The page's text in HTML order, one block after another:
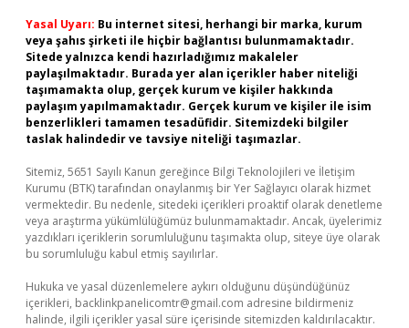
Yasal Uyarı: Bu internet sitesi, herhangi bir marka, kurum
veya şahıs şirketi ile hiçbir bağlantısı bulunmamaktadır.
Sitede yalnızca kendi hazırladığımız makaleler
paylaşılmaktadır. Burada yer alan içerikler haber niteliği
taşımamakta olup, gerçek kurum ve kişiler hakkında
paylaşım yapılmamaktadır. Gerçek kurum ve kişiler ile isim
benzerlikleri tamamen tesadüfidir. Sitemizdeki bilgiler
taslak halindedir ve tavsiye niteliği taşımazlar.
Sitemiz, 5651 Sayılı Kanun gereğince Bilgi Teknolojileri ve İletişim
Kurumu (BTK) tarafından onaylanmış bir Yer Sağlayıcı olarak hizmet
vermektedir. Bu nedenle, sitedeki içerikleri proaktif olarak denetleme
veya araştırma yükümlülüğümüz bulunmamaktadır. Ancak, üyelerimiz
yazdıkları içeriklerin sorumluluğunu taşımakta olup, siteye üye olarak
bu sorumluluğu kabul etmiş sayılırlar.
Hukuka ve yasal düzenlemelere aykırı olduğunu düşündüğünüz
içerikleri, backlinkpanelicomtr@gmail.com adresine bildirmeniz
halinde, ilgili içerikler yasal süre içerisinde sitemizden kaldırılacaktır.